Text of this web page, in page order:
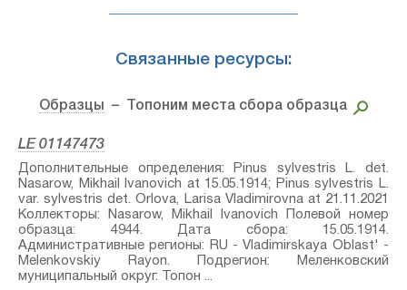
Связанные ресурсы:
Образцы – Топоним места сбора образца
LE 01147473
Дополнительные определения: Pinus sylvestris L.⁣ det.
Nasarow, Mikhail Ivanovich at 15.05.1914; Pinus sylvestris L.
var. sylvestris⁣ det. Orlova, Larisa Vladimirovna at 21.11.2021
Коллекторы: Nasarow, Mikhail Ivanovich Полевой номер
образца: 4944. Дата сбора: 15.05.1914.
Административные регионы: RU - Vladimirskaya Oblast' -
Melenkovskiy Rayon. Подрегион: Меленковский
муниципальный округ. Топон ...